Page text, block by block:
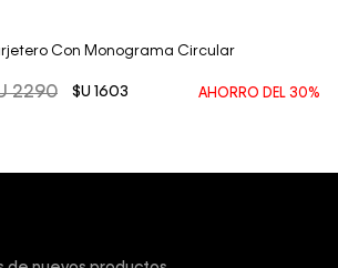
Con Monograma Circular
2290 $U 1603 AHORRO DEL 30%